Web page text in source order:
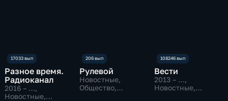
Разное время.
Радиоканал
2016 – …,
Новостные,
Рулевой
Новостные,
Общество,
Вести
2013 – …,
Новостные,